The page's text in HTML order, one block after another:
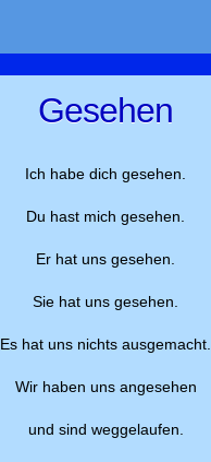
Gesehen
Ich habe dich gesehen.
Du hast mich gesehen.
Er hat uns gesehen.
Sie hat uns gesehen.
Es hat uns nichts ausgemacht.
Wir haben uns angesehen
und sind weggelaufen.